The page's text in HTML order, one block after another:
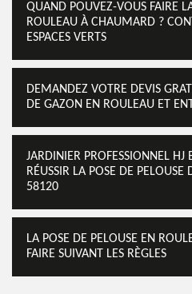
QUAND POUVEZ-VOUS FAIRE
ROULEAU À CHAUMARD ?
ESPACES VERTS
DEMANDEZ VOTRE DEVIS
DE GAZON EN ROULEAU ET
JARDINIER PROFESSIONNEL HJ
RÉUSSIR LA POSE DE PELOUSE
58120
LA POSE DE PELOUSE EN
FAIRE SUIVANT LES RÈGLES